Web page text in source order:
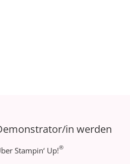
in werden
Stampin‘ Up!®